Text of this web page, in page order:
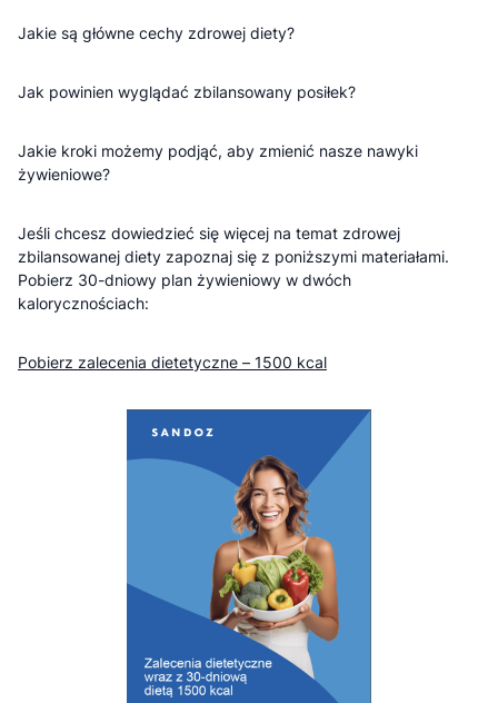
Jakie są główne cechy zdrowej diety?
Jak powinien wyglądać zbilansowany posiłek?
Jakie kroki możemy podjąć, aby zmienić nasze nawyki
żywieniowe?
Jeśli chcesz dowiedzieć się więcej na temat zdrowej
zbilansowanej diety zapoznaj się z poniższymi materiałami.
Pobierz 30-dniowy plan żywieniowy w dwóch
kalorycznościach:
Pobierz zalecenia dietetyczne – 1500 kcal